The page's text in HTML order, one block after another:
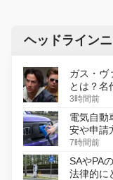
ヘッドライン
ガス・ヴ
とは？名
初のデジ
3時間前
電気自動
安や申請
7時間前
SAやPA
法律的に